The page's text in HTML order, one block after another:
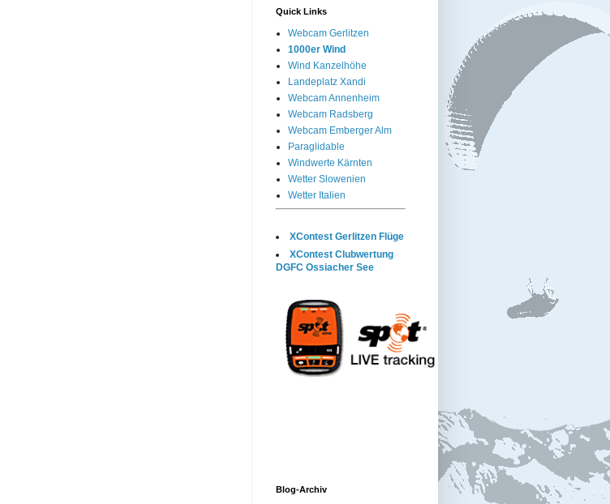
Quick Links
Webcam Gerlitzen
1000er Wind
Wind Kanzelhöhe
Landeplatz Xandi
Webcam Annenheim
Webcam Radsberg
Webcam Emberger Alm
Paraglidable
Windwerte Kärnten
Wetter Slowenien
Wetter Italien
XContest Gerlitzen Flüge
XContest Clubwertung
DGFC Ossiacher See
Blog-Archiv